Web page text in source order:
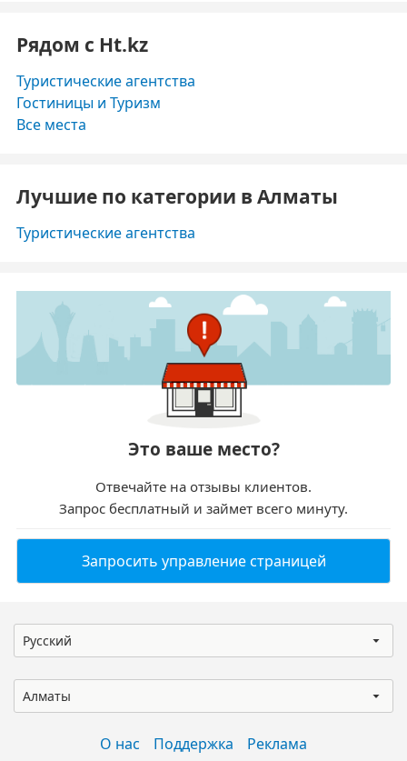
Рядом с Ht.kz
Туристические агентства
Гостиницы и Туризм
Все места
Лучшие по категории в Алматы
Туристические агентства
Это ваше место?
Отвечайте на отзывы клиентов.
Запрос бесплатный и займет всего минуту.
Запросить управление страницей
Русский
Алматы
О нас Поддержка Реклама